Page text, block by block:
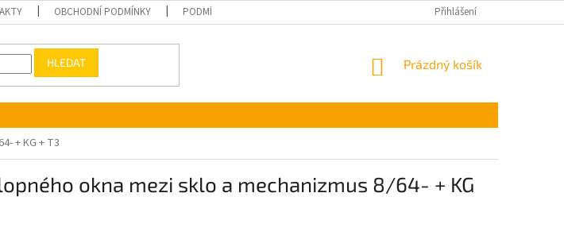
OBCHODNÍ PODMÍNKY PODMÍNKY OCHRANY OSOBNÍCH ÚDAJŮ Přihlášení
HLEDAT
NÁKUPNÍ
Prázdný košík
+ KG + T3
okna mezi sklo a mechanizmus 8/64- + KG